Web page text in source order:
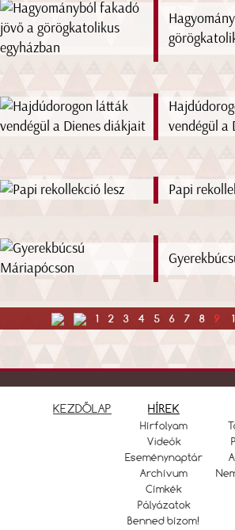
vendégül a
Papi
1 2 3 4 5 6 7 8 9
KEZDŐLAP HÍREK
Hírfolyam
Videók
Eseménynaptár
Archívum
Címkék
Pályázatok
Benned bízom!